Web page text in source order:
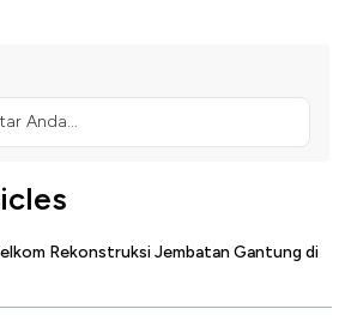
Anda...
Rekonstruksi Jembatan Gantung di